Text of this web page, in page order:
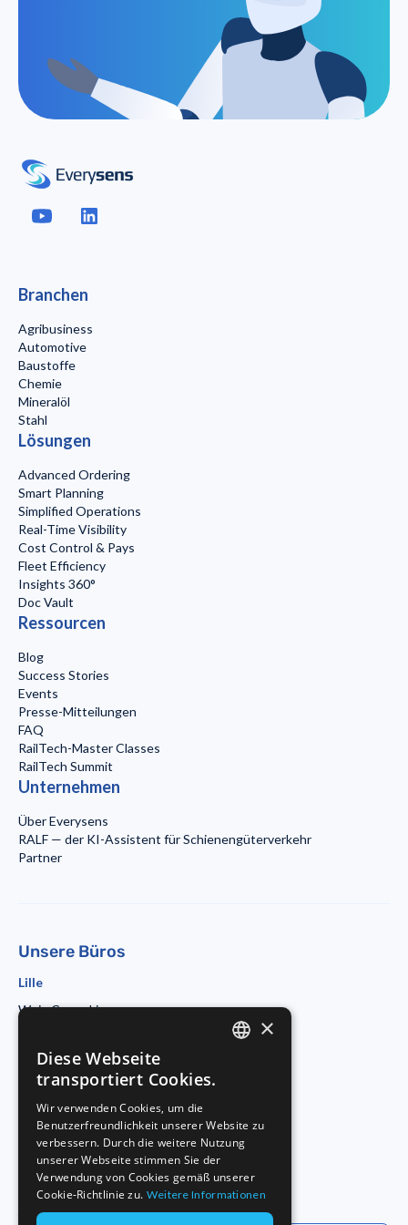
Branchen
Agribusiness
Automotive
Baustoffe
Chemie
Mineralöl
Stahl
Lösungen
Advanced Ordering
Smart Planning
Simplified Operations
Real-Time Visibility
Cost Control & Pays
Fleet Efficiency
Insights 360°
Doc Vault
Ressourcen
Blog
Success Stories
Events
Presse-Mitteilungen
FAQ
RailTech-Master Classes
RailTech Summit
Unternehmen
Über Everysens
RALF — der KI-Assistent für Schienengüterverkehr
Partner
Unsere Büros
Lille
Wojo Coworking
Paris
Morning Coworking
11bis rue Beaurepaire
75010 Paris
Duisburg
Startport
Philosophenweg 31-33
47051 Duisburg
GERMAN
×
Diese Webseite
transportiert Cookies.
Wir verwenden Cookies, um die
Benutzerfreundlichkeit unserer Website zu
verbessern. Durch die weitere Nutzung
unserer Webseite stimmen Sie der
Verwendung von Cookies gemäß unserer
Cookie-Richtlinie zu. Weitere Informationen